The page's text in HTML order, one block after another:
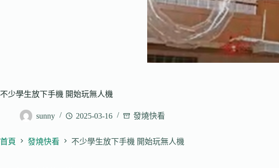
不少學生放下手機 開始玩無人機
sunny 2025-03-16 發燒快看
首頁 發燒快看 不少學生放下手機 開始玩無人機